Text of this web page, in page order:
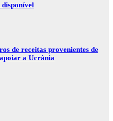
de receitas provenientes de
a Ucrânia